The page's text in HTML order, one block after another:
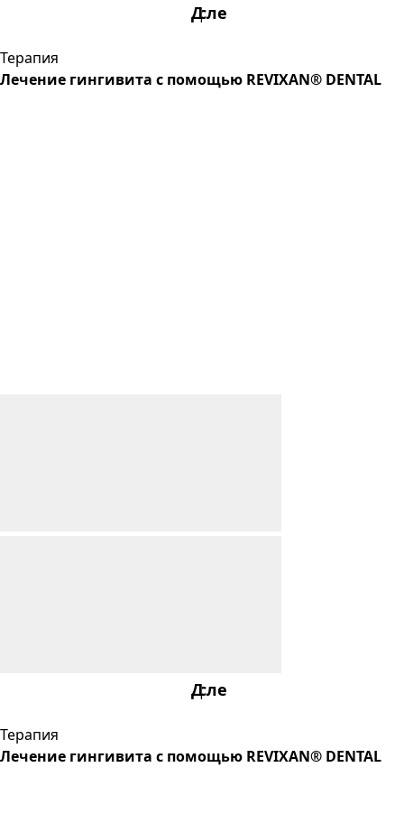
До
После
Терапия
Лечение гингивита с помощью REVIXAN® DENTAL
До
После
Терапия
Лечение гингивита с помощью REVIXAN® DENTAL